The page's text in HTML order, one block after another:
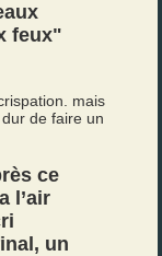
feux"
mais
dur de faire un
ce
l’air
un